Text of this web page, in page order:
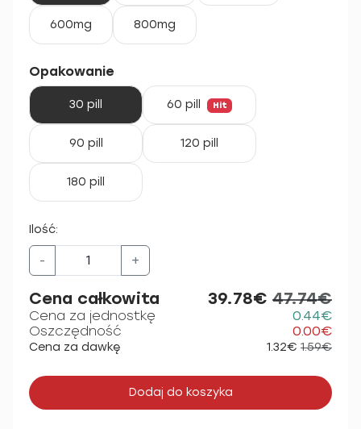
600mg 800mg
Opakowanie
30 pill 60 pill Hit
90 pill 120 pill
180 pill
Ilość:
- +
Cena całkowita 39.78€ 47.74€
Cena za jednostkę
0.44€
Oszczędność
0.00€
Cena za dawkę 1.32€ 1.59€
Dodaj do koszyka